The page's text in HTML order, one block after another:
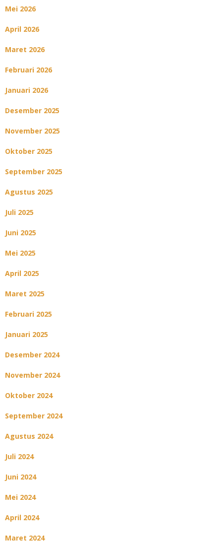
Mei 2026
April 2026
Maret 2026
Februari 2026
Januari 2026
Desember 2025
November 2025
Oktober 2025
September 2025
Agustus 2025
Juli 2025
Juni 2025
Mei 2025
April 2025
Maret 2025
Februari 2025
Januari 2025
Desember 2024
November 2024
Oktober 2024
September 2024
Agustus 2024
Juli 2024
Juni 2024
Mei 2024
April 2024
Maret 2024